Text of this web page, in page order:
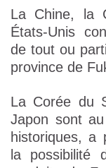
La Chine, la
États-Unis
de tout ou
province de
La Corée du
Japon sont
historiques, a
la possibilité